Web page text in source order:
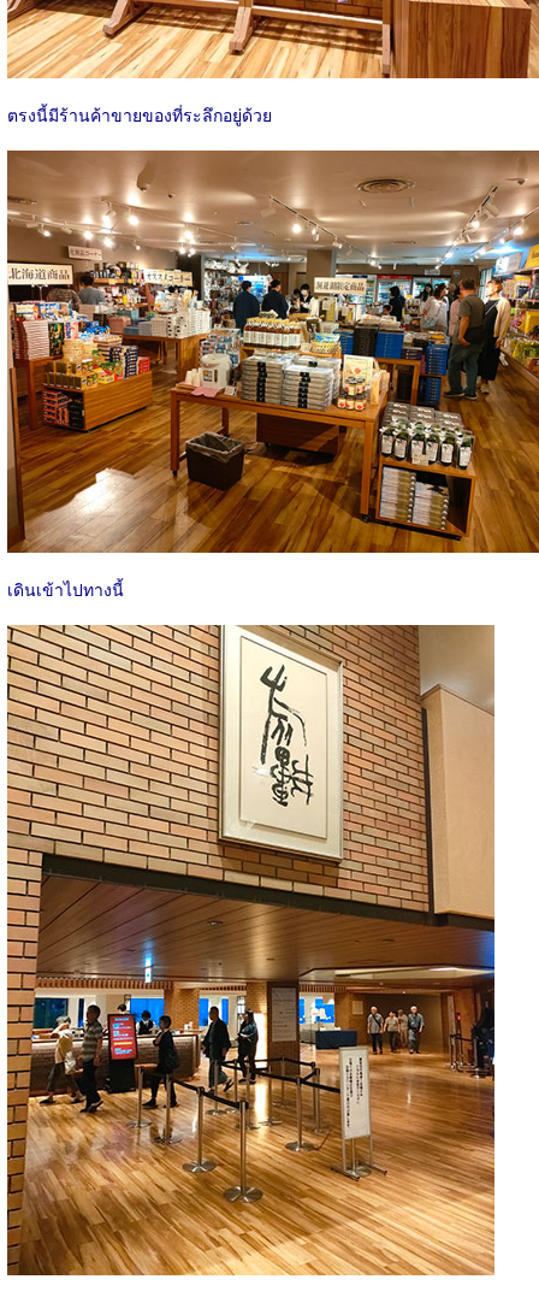
ตรงนี้มีร้านค้าขายของที่ระลึกอยู่ด้วย
เดินเข้าไปทางนี้